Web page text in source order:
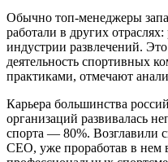
Обычно топ-менеджеры
работали в других
индустрии развлечений.
деятельность спортивных
практиками, отмечают
Карьера большинства
организаций развивалась
спорта — 80%. Возглавили
СЕО, уже проработав в нем